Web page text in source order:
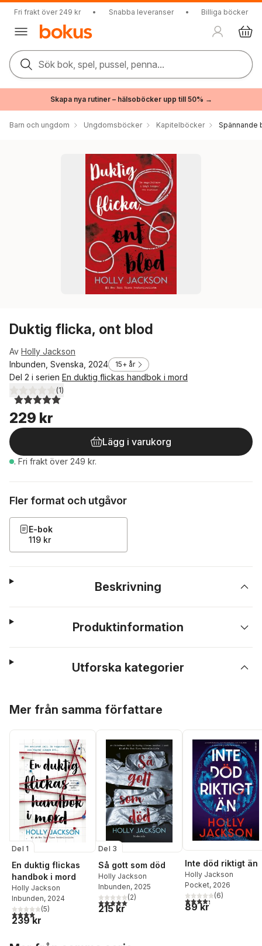
Fri frakt över 249 kr • Snabba leveranser • Billiga böcker
Sök bok, spel, pussel, penna...
Skapa nya rutiner – hälsoböcker upp till 50% →
Barn och ungdom Ungdomsböcker Kapitelböcker Spännande
Duktig flicka, ont blod
Av Holly Jackson
Inbunden, Svenska, 2024
15+ år
Del 2 i serien En duktig flickas handbok i mord
5,0utav 5 stjärnor. Totalt antal röster:
(1)
229 kr
Lägg i varukorg
. Fri frakt över 249 kr.
Fler format och utgåvor
E-bok
119 kr
Beskrivning
Produktinformation
Utforska kategorier
Mer från samma författare
Del 1
En duktig flickas
handbok i mord
Holly Jackson
Inbunden, 2024
4,0utav 5 stjärnor. Totalt antal röster:
(5)
239 kr
Del 3
Så gott som död
Holly Jackson
Inbunden, 2025
5,0utav 5 stjärnor. Totalt antal röster:
(2)
215 kr
Inte död riktigt än
Holly Jackson
Pocket, 2026
4,3utav 5 stjärnor.
(6)
89 kr